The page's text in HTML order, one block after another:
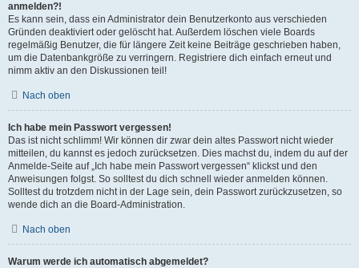
anmelden?!
Es kann sein, dass ein Administrator dein Benutzerkonto aus verschieden
Gründen deaktiviert oder gelöscht hat. Außerdem löschen viele Boards
regelmäßig Benutzer, die für längere Zeit keine Beiträge geschrieben haben,
um die Datenbankgröße zu verringern. Registriere dich einfach erneut und
nimm aktiv an den Diskussionen teil!
Nach oben
Ich habe mein Passwort vergessen!
Das ist nicht schlimm! Wir können dir zwar dein altes Passwort nicht wieder
mitteilen, du kannst es jedoch zurücksetzen. Dies machst du, indem du auf der
Anmelde-Seite auf „Ich habe mein Passwort vergessen“ klickst und den
Anweisungen folgst. So solltest du dich schnell wieder anmelden können.
Solltest du trotzdem nicht in der Lage sein, dein Passwort zurückzusetzen, so
wende dich an die Board-Administration.
Nach oben
Warum werde ich automatisch abgemeldet?